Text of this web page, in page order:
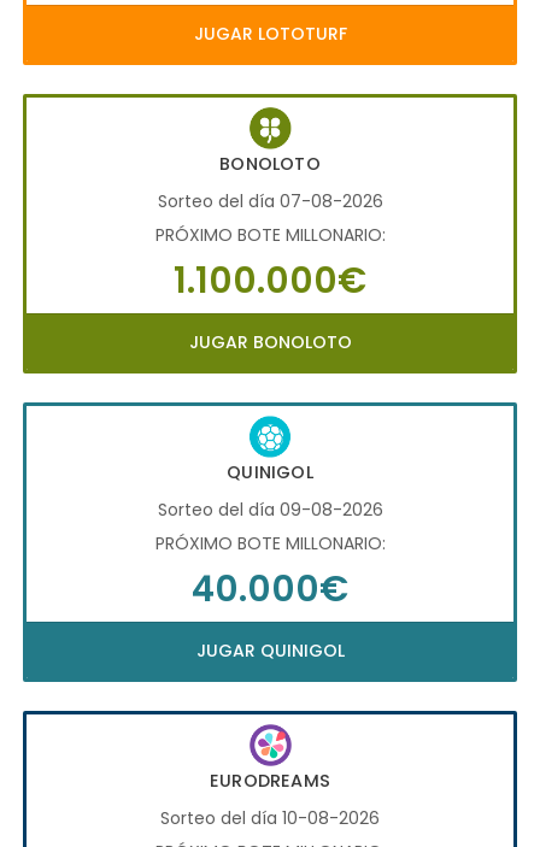
JUGAR LOTOTURF
BONOLOTO
Sorteo del día 07-08-2026
PRÓXIMO BOTE MILLONARIO:
1.100.000€
JUGAR BONOLOTO
QUINIGOL
Sorteo del día 09-08-2026
PRÓXIMO BOTE MILLONARIO:
40.000€
JUGAR QUINIGOL
EURODREAMS
Sorteo del día 10-08-2026